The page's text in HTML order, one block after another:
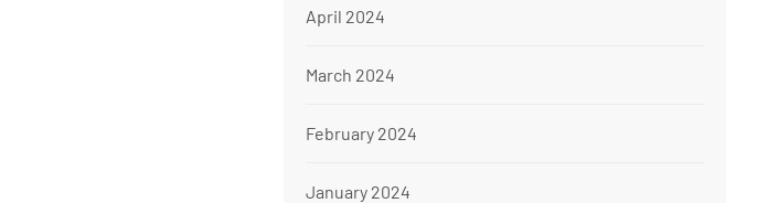
April 2024
March 2024
February 2024
January 2024